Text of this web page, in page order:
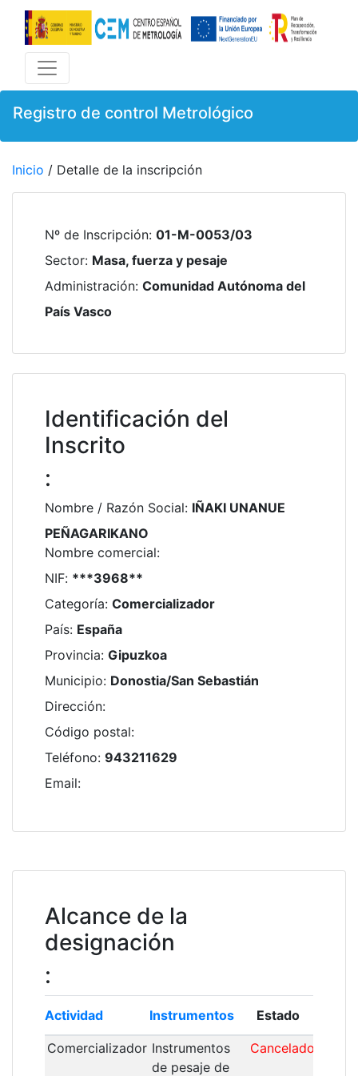
Registro de control Metrológico
Inicio / Detalle de la inscripción
Nº de Inscripción: 01-M-0053/03
Sector: Masa, fuerza y pesaje
Administración: Comunidad Autónoma del
País Vasco
Identificación del
Inscrito
:
Nombre / Razón Social: IÑAKI UNANUE
PEÑAGARIKANO
Nombre comercial:
NIF: ***3968**
Categoría: Comercializador
País: España
Provincia: Gipuzkoa
Municipio: Donostia/San Sebastián
Dirección:
Código postal:
Teléfono: 943211629
Email:
Alcance de la
designación
:
Actividad Instrumentos Estado
Comercializador Instrumentos
de pesaje de
Cancelado